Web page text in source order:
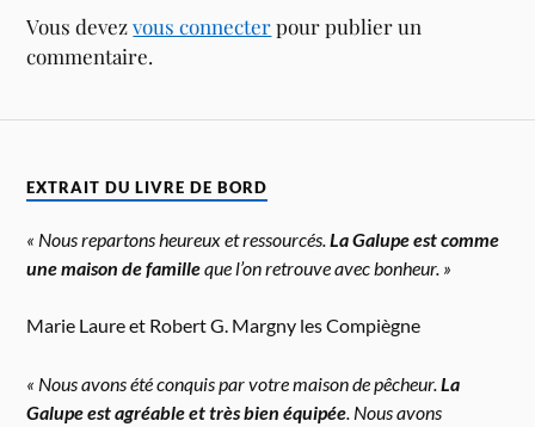
Vous devezvous connecterpour publier un
commentaire.
EXTRAIT DU LIVRE DE BORD
« Nous repartons heureux et ressourcés.La Galupe est comme
une maison de familleque l’on retrouve avec bonheur. »
Marie Laure et Robert G. Margny les Compiègne
« Nous avons été conquis par votre maison de pêcheur.La
Galupe est agréable et très bien équipée . Nous avons